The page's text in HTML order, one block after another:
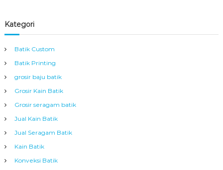
Kategori
Batik Custom
Batik Printing
grosir baju batik
Grosir Kain Batik
Grosir seragam batik
Jual Kain Batik
Jual Seragam Batik
Kain Batik
Konveksi Batik